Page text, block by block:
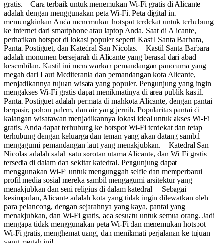
gratis. Cara terbaik untuk menemukan Wi-Fi gratis di Alicante
adalah dengan menggunakan peta Wi-Fi. Peta digital ini
memungkinkan Anda menemukan hotspot terdekat untuk terhubung
ke internet dari smartphone atau laptop Anda. Saat di Alicante,
perhatikan hotspot di lokasi populer seperti Kastil Santa Barbara,
Pantai Postiguet, dan Katedral San Nicolas. Kastil Santa Barbara
adalah monumen bersejarah di Alicante yang berasal dari abad
kesembilan. Kastil ini menawarkan pemandangan panorama yang
megah dari Laut Mediterania dan pemandangan kota Alicante,
menjadikannya tujuan wisata yang populer. Pengunjung yang ingin
mengakses Wi-Fi gratis dapat menikmatinya di area publik kastil.
Pantai Postiguet adalah permata di mahkota Alicante, dengan pantai
berpasir, pohon palem, dan air yang jernih. Popularitas pantai di
kalangan wisatawan menjadikannya lokasi ideal untuk akses Wi-Fi
gratis. Anda dapat terhubung ke hotspot Wi-Fi terdekat dan tetap
terhubung dengan keluarga dan teman yang akan datang sambil
mengagumi pemandangan laut yang menakjubkan. Katedral San
Nicolas adalah salah satu sorotan utama Alicante, dan Wi-Fi gratis
tersedia di dalam dan sekitar katedral. Pengunjung dapat
menggunakan Wi-Fi untuk mengunggah selfie dan memperbarui
profil media sosial mereka sambil mengagumi arsitektur yang
menakjubkan dan seni religius di dalam katedral. Sebagai
kesimpulan, Alicante adalah kota yang tidak ingin dilewatkan oleh
para pelancong, dengan sejarahnya yang kaya, pantai yang
menakjubkan, dan Wi-Fi gratis, ada sesuatu untuk semua orang. Jadi
mengapa tidak menggunakan peta Wi-Fi dan menemukan hotspot
Wi-Fi gratis, menghemat uang, dan menikmati perjalanan ke tujuan